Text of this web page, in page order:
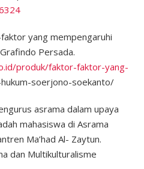
yang mempengaruhi
Persada.
produk/faktor-faktor-yang-
soerjono-soekanto/
asrama dalam upaya
mahasiswa di Asrama
Ma’had Al- Zaytun.
dan Multikulturalisme